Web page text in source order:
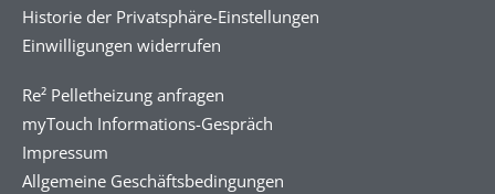
Historie der Privatsphäre-Einstellungen
Einwilligungen widerrufen
Re² Pelletheizung anfragen
myTouch Informations-Gespräch
Impressum
Allgemeine Geschäftsbedingungen